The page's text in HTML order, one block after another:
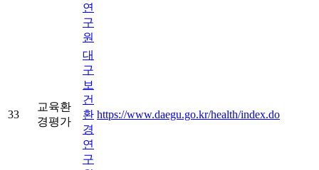
연
구
원
33
교육환
경평가
대
구
보
건
환
경
연
구
https://www.daegu.go.kr/health/index.do